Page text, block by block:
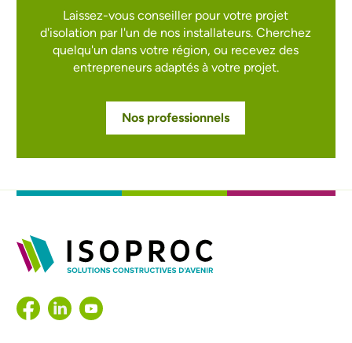
Laissez-vous conseiller pour votre projet
d'isolation par l'un de nos installateurs.Cherchez
quelqu'un dans votre région, ou recevez des
entrepreneurs adaptés à votre projet.
Nos professionnels